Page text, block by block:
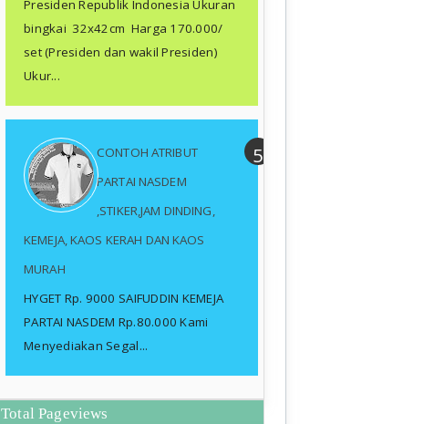
Presiden Republik Indonesia Ukuran
bingkai 32x42cm Harga 170.000/
set (Presiden dan wakil Presiden)
Ukur...
CONTOH ATRIBUT
PARTAI NASDEM
,STIKER,JAM DINDING,
KEMEJA, KAOS KERAH DAN KAOS
MURAH
HYGET Rp. 9000 SAIFUDDIN KEMEJA
PARTAI NASDEM Rp.80.000 Kami
Menyediakan Segal...
Total Pageviews